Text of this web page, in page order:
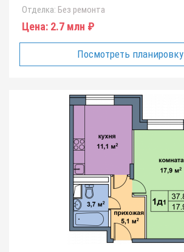
Отделка: Без ремонта
Цена: 2.7 млн ₽
Посмотреть планировку